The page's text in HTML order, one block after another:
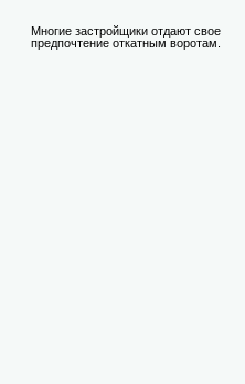
Многие застройщики отдают свое
предпочтение откатным воротам.